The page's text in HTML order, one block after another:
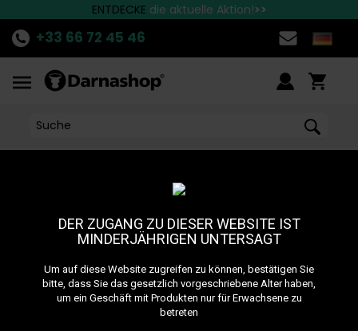
DER ZUGANG ZU DIESER WEBSITE IST
MINDERJÄHRIGEN UNTERSAGT
Um auf diese Website zugreifen zu können, bestätigen Sie
bitte, dass Sie das gesetzlich vorgeschriebene Alter haben,
um ein Geschäft mit Produkten nur für Erwachsene zu
betreten
ENTDECKE die aktuelle Aktion!>>
Schnelle Lieferung nach Deutschland!
Die besten Marken finden Sie bei Darnashop
+33 66 72 45 46